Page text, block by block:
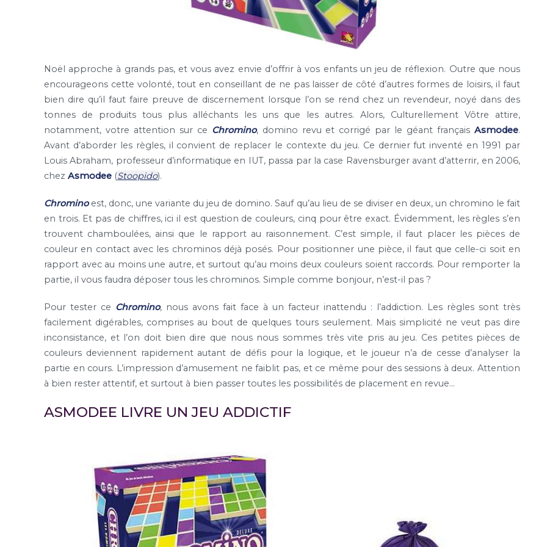
Noël approche à grands pas, et vous avez envie d’offrir à vos enfants un jeu de réflexion. Outre que nous
encourageons cette volonté, tout en conseillant de ne pas laisser de côté d’autres formes de loisirs, il faut
bien dire qu’il faut faire preuve de discernement lorsque l’on se rend chez un revendeur, noyé dans des
tonnes de produits tous plus alléchants les uns que les autres. Alors, Culturellement Vôtre attire,
notamment, votre attention sur ce Chromino, domino revu et corrigé par le géant françaisAsmodee.
Avant d’aborder les règles, il convient de replacer le contexte du jeu. Ce dernier fut inventé en 1991 par
Louis Abraham, professeur d’informatique en IUT, passa par la case Ravensburger avant d’atterrir, en 2006,
chez Asmodee (Stoopido).
Chromino est, donc, une variante du jeu de domino. Sauf qu’au lieu de se diviser en deux, un chromino le fait
en trois. Et pas de chiffres, ici il est question de couleurs, cinq pour être exact. Évidemment, les règles s’en
trouvent chamboulées, ainsi que le rapport au raisonnement. C’est simple, il faut placer les pièces de
couleur en contact avec les chrominos déjà posés. Pour positionner une pièce, il faut que celle-ci soit en
rapport avec au moins une autre, et surtout qu’au moins deux couleurs soient raccords. Pour remporter la
partie, il vous faudra déposer tous les chrominos. Simple comme bonjour, n’est-il pas ?
Pour tester ce Chromino, nous avons fait face à un facteur inattendu : l’addiction. Les règles sont très
facilement digérables, comprises au bout de quelques tours seulement. Mais simplicité ne veut pas dire
inconsistance, et l’on doit bien dire que nous nous sommes très vite pris au jeu. Ces petites pièces de
couleurs deviennent rapidement autant de défis pour la logique, et le joueur n’a de cesse d’analyser la
partie en cours. L’impression d’amusement ne faiblit pas, et ce même pour des sessions à deux. Attention
à bien rester attentif, et surtout à bien passer toutes les possibilités de placement en revue…
ASMODEE LIVRE UN JEU ADDICTIF